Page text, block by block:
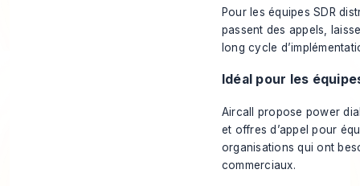
Pour les équipes SDR
passent des appels,
long cycle
Idéal pour les
Aircall propose power
et offres d’appel pour
organisations qui ont
commerciaux.